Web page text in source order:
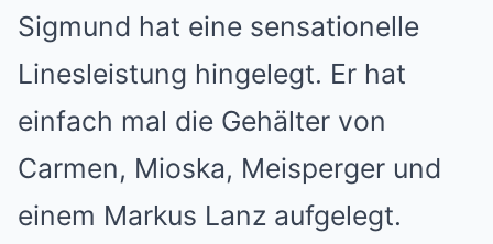
Sigmund hat eine sensationelle
Linesleistung hingelegt. Er hat
einfach mal die Gehälter von
Carmen, Mioska, Meisperger und
einem Markus Lanz aufgelegt.